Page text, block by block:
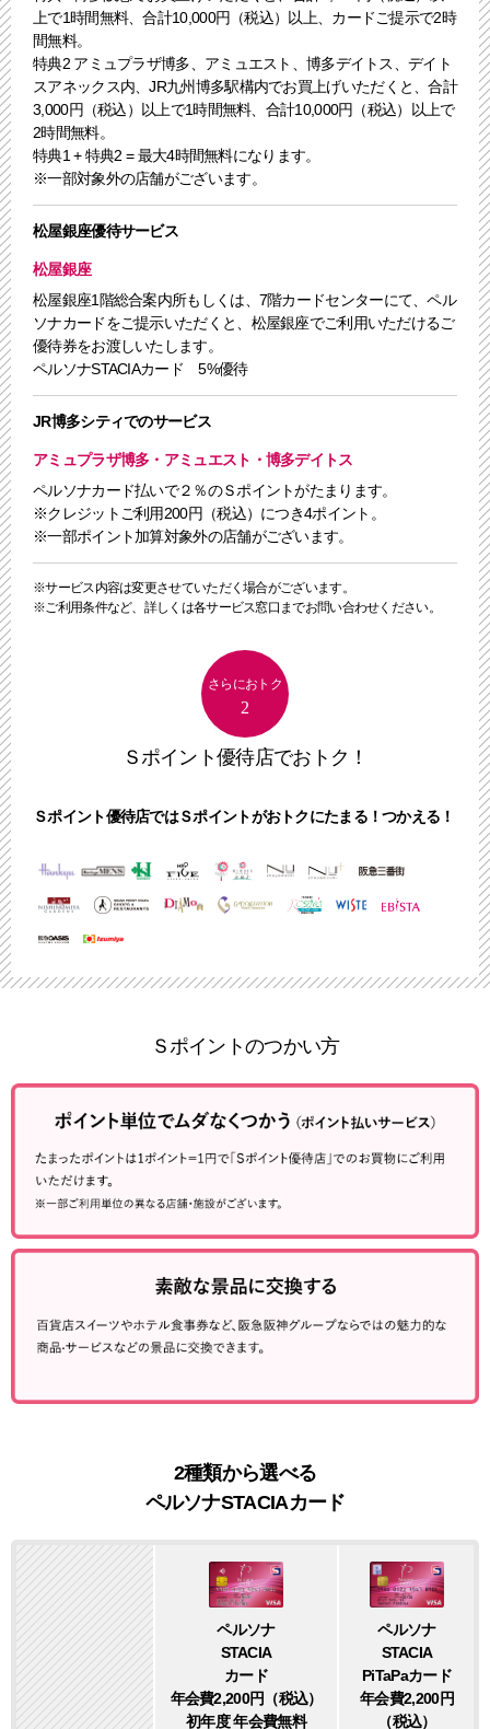
上で1時間無料、合計10,000円（税込）以上、カードご提示で2時
間無料。
特典2 アミュプラザ博多、アミュエスト、博多デイトス、デイト
スアネックス内、JR九州博多駅構内でお買上げいただくと、合計
3,000円（税込）以上で1時間無料、合計10,000円（税込）以上で
2時間無料。
特典1 + 特典2 = 最大4時間無料になります。
※一部対象外の店舗がございます。
松屋銀座優待サービス
松屋銀座
松屋銀座1階総合案内所もしくは、7階カードセンターにて、ペル
ソナカードをご提示いただくと、松屋銀座でご利用いただけるご
優待券をお渡しいたします。
ペルソナSTACIAカード 5%優待
JR博多シティでのサービス
アミュプラザ博多・アミュエスト・博多デイトス
ペルソナカード払いで２％のＳポイントがたまります。
※クレジットご利用200円（税込）につき4ポイント。
※一部ポイント加算対象外の店舗がございます。
※サービス内容は変更させていただく場合がございます。
※ご利用条件など、詳しくは各サービス窓口までお問い合わせください。
さらにおトク
2
Ｓポイント優待店でおトク！
Ｓポイント優待店ではＳポイントがおトクにたまる！つかえる！
Ｓポイントのつかい方
2種類から選べる
ペルソナSTACIAカード
ペルソナ
STACIA
カード
年会費2,200円（税込）
初年度 年会費無料
ペルソナ
STACIA
PiTaPaカード
年会費2,200円
（税込）